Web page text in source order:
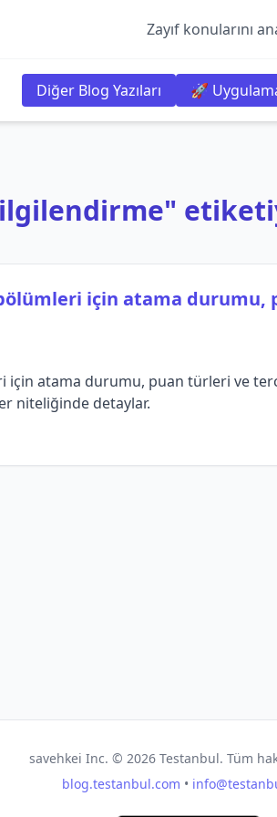
Zayıf konularını
Diğer Blog Yazıları 🚀
için atama
için atama durumu, puan türleri ve
niteliğinde detaylar.
savehkei Inc. © 2026Testanbul. Tüm
blog.testanbul.com •